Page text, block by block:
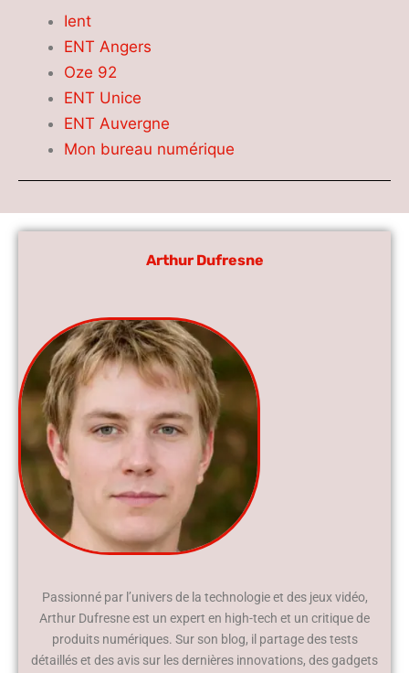
Ient
ENT Angers
Oze 92
ENT Unice
ENT Auvergne
Mon bureau numérique
Arthur Dufresne
Passionné par l’univers de la technologie et des jeux vidéo,
Arthur Dufresne est un expert en high-tech et un critique de
produits numériques. Sur son blog, il partage des tests
détaillés et des avis sur les dernières innovations, des gadgets